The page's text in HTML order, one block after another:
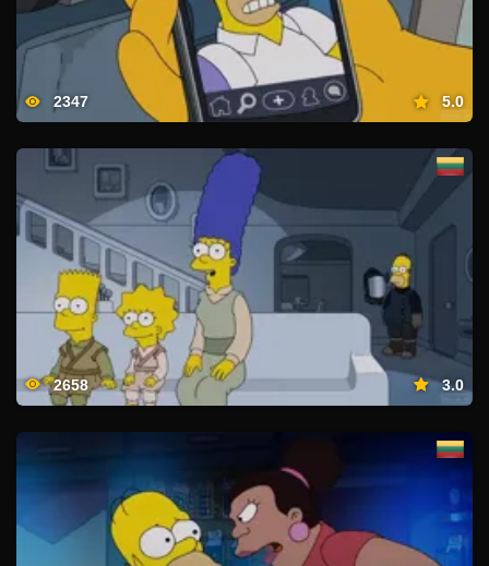
2347 5.0
2658 3.0